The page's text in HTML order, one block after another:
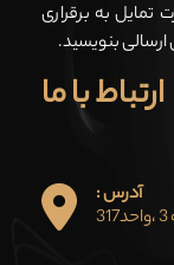
تمایل به برقراری
بنویسید.
ارتباط با ما
آدرس :